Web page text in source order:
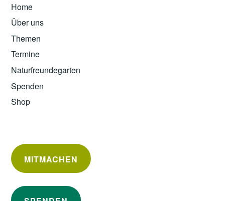
Home
Über uns
Themen
Termine
Naturfreundegarten
Spenden
Shop
MITMACHEN